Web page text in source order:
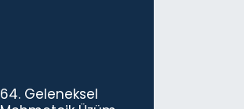
64. Geleneksel